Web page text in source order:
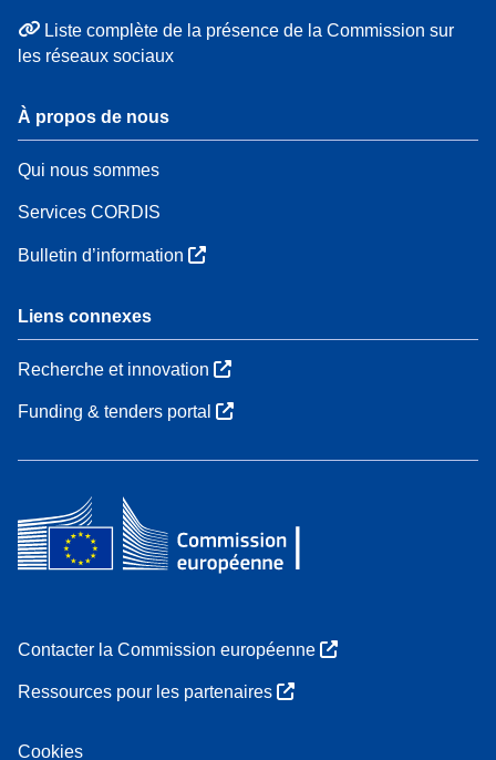
Liste complète de la présence de la Commission sur
les réseaux sociaux
À propos de nous
Qui nous sommes
Services CORDIS
Bulletin d’information
Liens connexes
Recherche et innovation
Funding & tenders portal
Contacter la Commission européenne
Ressources pour les partenaires
Cookies